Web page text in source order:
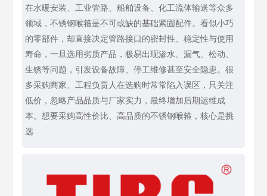
在水暖安装、工业管路、船舶设备、化工流体输送等众多
领域，不锈钢喉箍是不可或缺的基础紧固配件。看似小巧
的零部件，却直接决定管路接口的密封性、稳定性与使用
寿命，一旦选用劣质产品，极易出现渗水、漏气、松动、
生锈等问题，引发设备故障、停工维修甚至安全隐患。很
多采购商家、工程负责人在选购时常常陷入误区，只关注
低价，忽略产品品质与厂家实力，最终增加后期运维成
本。想要采购高性价比、高品质的不锈钢喉箍，核心是挑
选